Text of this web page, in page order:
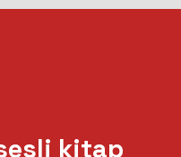
kitap